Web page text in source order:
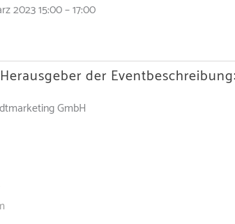
2023 15:00 – 17:00
der Eventbeschreibung:
GmbH